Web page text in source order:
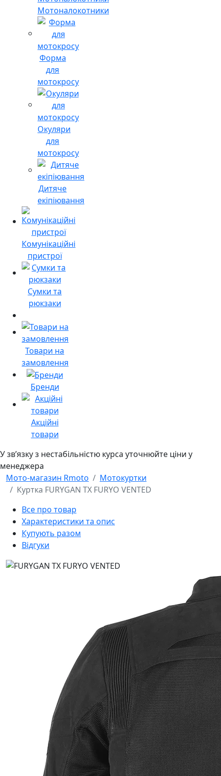
Мотоналокотники
Форма
для
мотокросу
Окуляри
для
мотокросу
Дитяче
екіпіювання
Комунікаційні
пристрої
Сумки та
рюкзаки
Товари на
замовлення
Бренди
Акційні
товари
У звʼязку з нестабільністю курса уточнюйте ціни у
менеджера
Мото-магазин Rmoto
Мотокуртки
Куртка FURYGAN TX FURYO VENTED
Все про товар
Характеристики та опис
Купують разом
Відгуки